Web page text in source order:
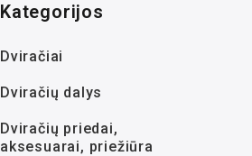
Kategorijos
Dviračiai
Dviračių dalys
Dviračių priedai,
aksesuarai, priežiūra